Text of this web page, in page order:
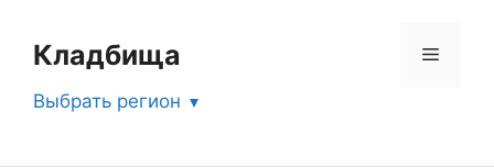
содержимому
Кладбища Меню
Выбрать регион